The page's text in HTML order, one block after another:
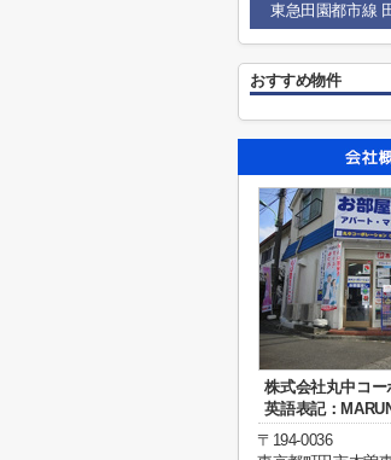
東急田園都市線
おすすめ物件
株式会社丸中コ
英語表記：
〒194-0036